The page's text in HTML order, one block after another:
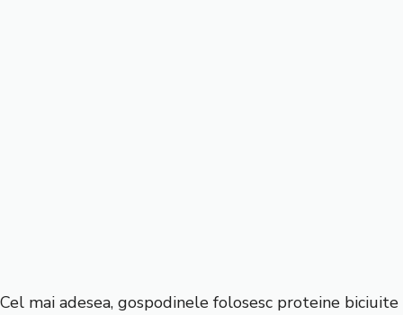
Cel mai adesea, gospodinele folosesc proteine biciuite